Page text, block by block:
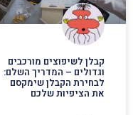
קבלן לשיפוצים מורכבים
וגדולים – המדריך השלם:
לבחירת הקבלן שימקסם
את הציפיות שלכם